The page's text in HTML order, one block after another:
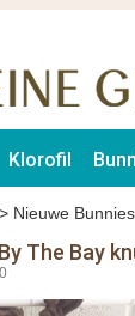
Klorofil
> Nieuwe
The Bay